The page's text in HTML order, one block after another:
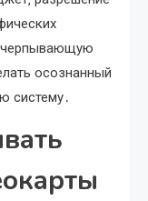
осознанный
систему․